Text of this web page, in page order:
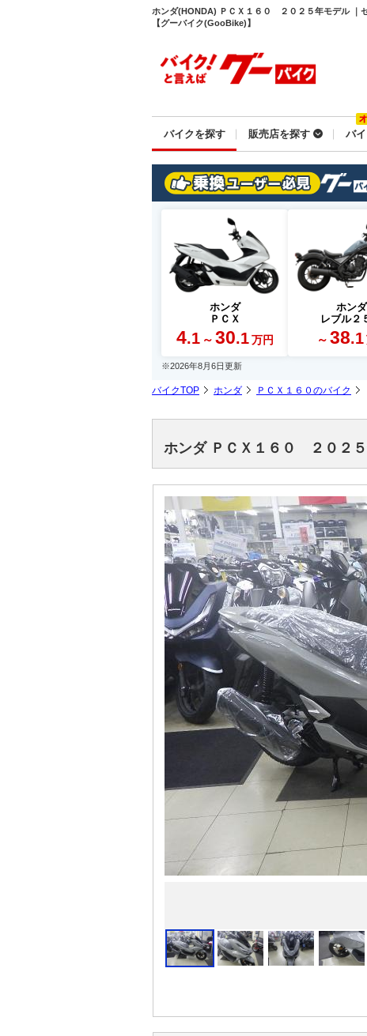
ホンダ(HONDA) ＰＣＸ１６０ ２０２５年モデル ｜
【グーバイク(GooBike)】
バイクを探す 販売店を探す バ
ホンダ
ＰＣＸ
4.1 ～ 30.1 万円
ホンダ
レブル２
～ 38.1
※2026年8月6日更新
バイクTOP ホンダ ＰＣＸ１６０のバイク
ホンダ ＰＣＸ１６０ ２０２